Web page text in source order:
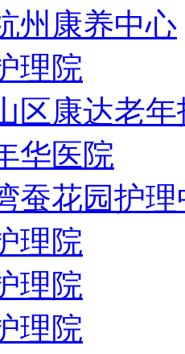
州康养中心
理院
区康达老
华医院
蚕花园护理
理院
理院
理院